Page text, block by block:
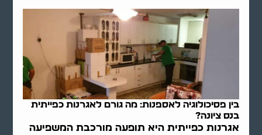
בין פסיכולוגיה לאספנות: מה גורם לאגרנות כפייתית
בנס ציונה?
אגרנות כפייתית היא תופעה מורכבת המשפיעה